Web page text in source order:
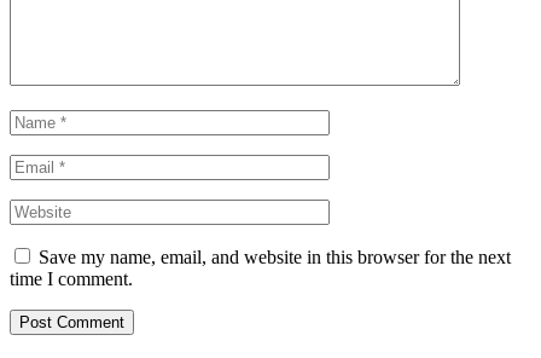
Save my name, email, and website in this browser for the next
time I comment.